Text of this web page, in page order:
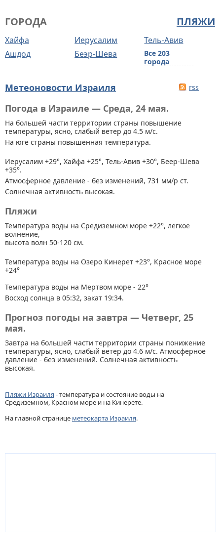
ПЛЯЖИ
ГОРОДА
Хайфа Иерусалим
Тель-Авив
Ашдод
Беэр-Шева
Все 203
города
Метеоновости Израиля rss
Погода в Израиле — Среда, 24 мая.
На большей части территории страны повышение
температуры, ясно, слабый ветер до 4.5 м/с.
На юге страны повышенная температура.
Иерусалим +29°, Хайфа +25°, Тель-Авив +30°, Беер-Шева
+35°.
Атмосферное давление - без изменений, 731 мм/р ст.
Солнечная активность высокая.
Пляжи
Температура воды на Средиземном море +22°, легкое
волнение,
высота волн 50-120 см.
Температура воды на Озеро Кинерет +23°, Красное море
+24°
Температура воды на Мертвом море - 22°
Восход солнца в 05:32, закат 19:34.
Прогноз погоды на завтра — Четверг, 25
мая.
Завтра на большей части территории страны понижение
температуры, ясно, слабый ветер до 4.6 м/с. Атмосферное
давление - без изменений. Солнечная активность
высокая.
Пляжи Израиля- температура и состояние воды на
Средиземном, Красном море и на Кинерете.
На главной странице метеокарта Израиля.